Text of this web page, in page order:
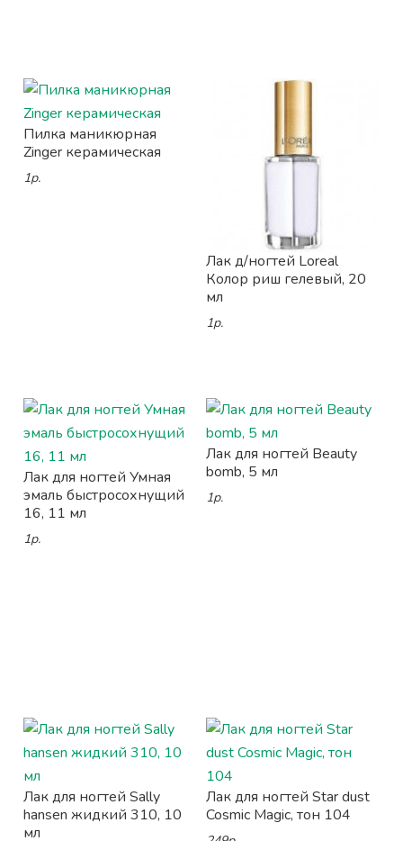
Пилка маникюрная
Zinger керамическая
1р.
Лак д/ногтей Loreal
Колор риш гелевый, 20
мл
1р.
Лак для ногтей Умная
эмаль быстросохнущий
16, 11 мл
1р.
Лак для ногтей Beauty
bomb, 5 мл
1р.
Лак для ногтей Sally
hansen жидкий 310, 10
мл
Лак для ногтей Star dust
Cosmic Magic, тон 104